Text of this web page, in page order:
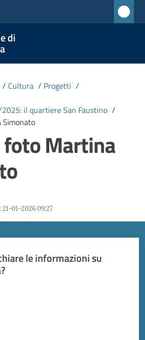
di
/ Cultura / Progetti /
il quartiere San Faustino /
Simonato
foto Martina
:21-01-2026 09:27
le informazioni su